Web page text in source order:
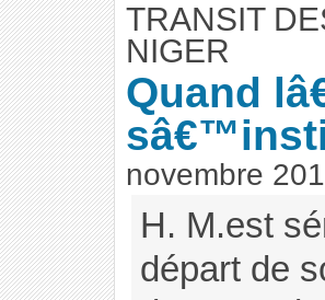
TRANSIT
NIGER
Quand
novembre
H. M.est
départ de